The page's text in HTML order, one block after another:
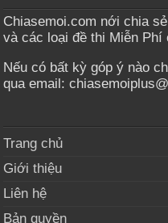
Chiasemoi.com nới chia
và các loại đề thi Miễn Phí
Nếu có bất kỳ góp ý nào
qua email:
Trang chủ
Giới thiệu
Liên hệ
Bản quyền